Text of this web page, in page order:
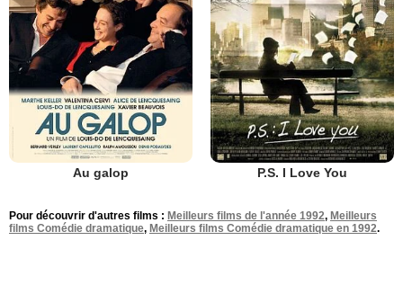
Au galop P.S. I Love You
Pour découvrir d'autres films : Meilleurs films de l'année 1992, Meilleurs
films Comédie dramatique, Meilleurs films Comédie dramatique en 1992.